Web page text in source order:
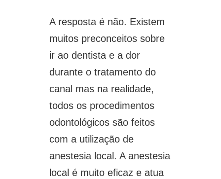
A resposta é não. Existem
muitos preconceitos sobre
ir ao dentista e a dor
durante o tratamento do
canal mas na realidade,
todos os procedimentos
odontológicos são feitos
com a utilização de
anestesia local. A anestesia
local é muito eficaz e atua